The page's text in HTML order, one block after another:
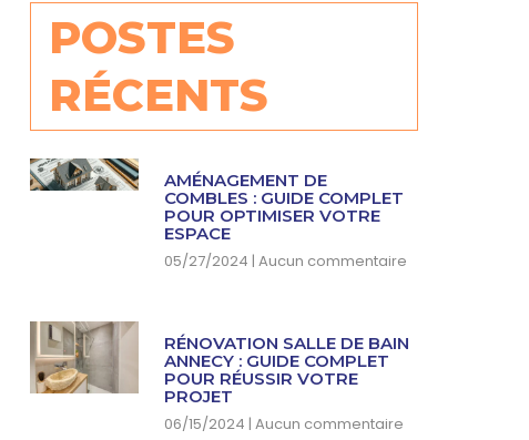
POSTES
RÉCENTS
AMÉNAGEMENT DE
COMBLES : GUIDE COMPLET
POUR OPTIMISER VOTRE
ESPACE
05/27/2024 Aucun commentaire
RÉNOVATION SALLE DE BAIN
ANNECY : GUIDE COMPLET
POUR RÉUSSIR VOTRE
PROJET
06/15/2024 Aucun commentaire